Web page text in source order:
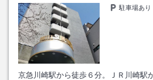
駐車場あり
京急川崎駅から徒歩６分。ＪＲ川崎駅